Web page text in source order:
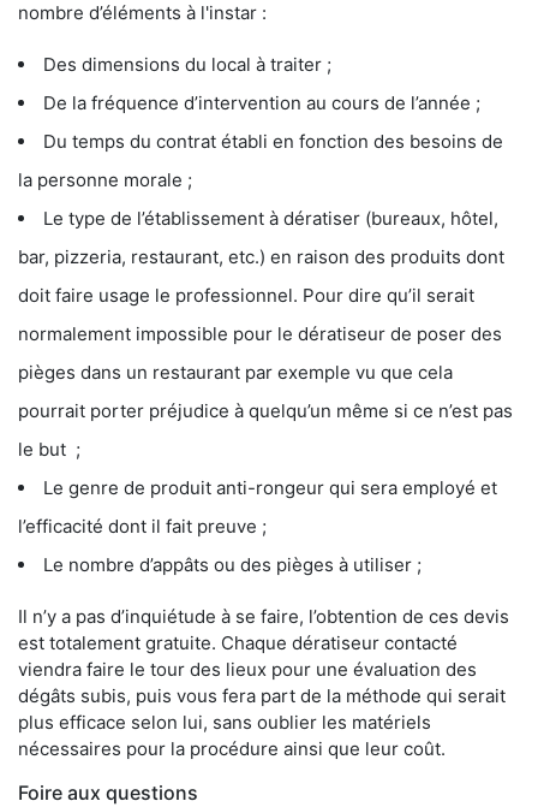
nombre d’éléments à l'instar :
Des dimensions du local à traiter ;
De la fréquence d’intervention au cours de l’année ;
Du temps du contrat établi en fonction des besoins de
la personne morale ;
Le type de l’établissement à dératiser (bureaux, hôtel,
bar, pizzeria, restaurant, etc.) en raison des produits dont
doit faire usage le professionnel. Pour dire qu’il serait
normalement impossible pour le dératiseur de poser des
pièges dans un restaurant par exemple vu que cela
pourrait porter préjudice à quelqu’un même si ce n’est pas
le but ;
Le genre de produit anti-rongeur qui sera employé et
l’efficacité dont il fait preuve ;
Le nombre d’appâts ou des pièges à utiliser ;
Il n’y a pas d’inquiétude à se faire, l’obtention de ces devis
est totalement gratuite. Chaque dératiseur contacté
viendra faire le tour des lieux pour une évaluation des
dégâts subis, puis vous fera part de la méthode qui serait
plus efficace selon lui, sans oublier les matériels
nécessaires pour la procédure ainsi que leur coût.
Foire aux questions